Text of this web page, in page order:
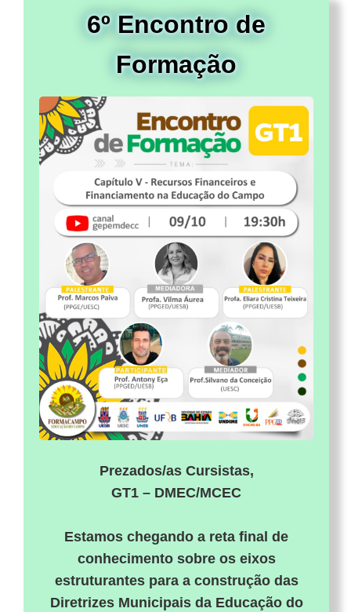
6º Encontro de
Formação
Prezados/as Cursistas,
GT1 – DMEC/MCEC
Estamos chegando a reta final de
conhecimento sobre os eixos
estruturantes para a construção das
Diretrizes Municipais da Educação do